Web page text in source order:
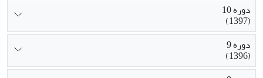
دوره 10
(1397)
دوره 9
(1396)